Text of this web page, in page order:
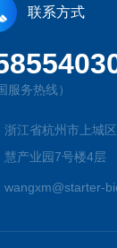
联系方式
服务热线）
浙江省杭州市上城
慧产业园7号楼4层
wangxm@starter-